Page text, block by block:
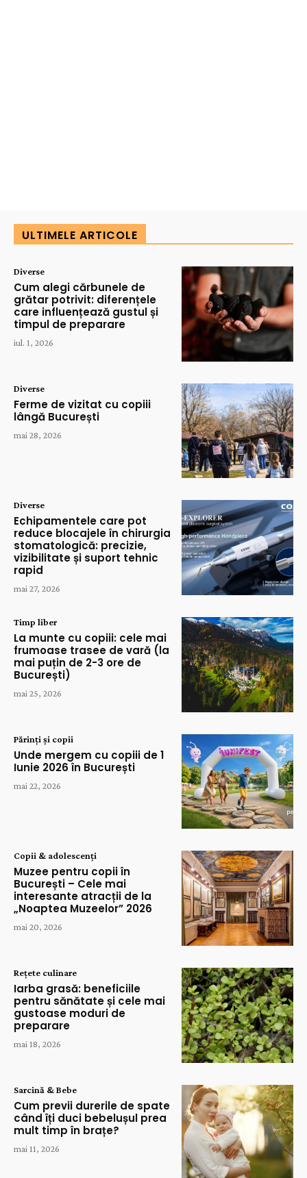
ULTIMELE ARTICOLE
Diverse
Cum alegi cărbunele de
grătar potrivit: diferențele
care influențează gustul și
timpul de preparare
iul. 1, 2026
Diverse
Ferme de vizitat cu copiii
lângă București
mai 28, 2026
Diverse
Echipamentele care pot
reduce blocajele în chirurgia
stomatologică: precizie,
vizibilitate și suport tehnic
rapid
mai 27, 2026
Timp liber
La munte cu copiii: cele mai
frumoase trasee de vară (la
mai puțin de 2-3 ore de
București)
mai 25, 2026
Părinți și copii
Unde mergem cu copiii de 1
Iunie 2026 în București
mai 22, 2026
Copii & adolescenți
Muzee pentru copii în
București – Cele mai
interesante atracții de la
„Noaptea Muzeelor” 2026
mai 20, 2026
Rețete culinare
Iarba grasă: beneficiile
pentru sănătate și cele mai
gustoase moduri de
preparare
mai 18, 2026
Sarcină & Bebe
Cum previi durerile de spate
când îți duci bebelușul prea
mult timp în brațe?
mai 11, 2026